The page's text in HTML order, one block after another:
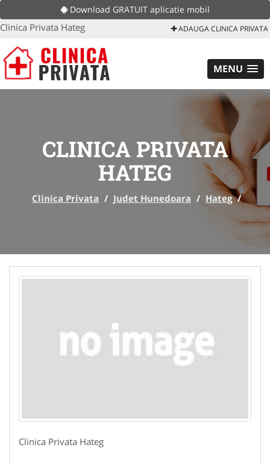
Download GRATUIT aplicatie mobil
Clinica Privata Hateg ADAUGA CLINICA PRIVATA
MENU
CLINICA PRIVATA
HATEG
Clinica Privata / Judet Hunedoara / Hateg /
Clinica Privata Hateg